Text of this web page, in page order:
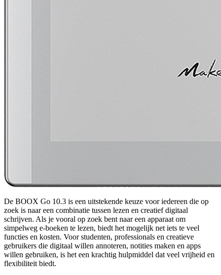
De BOOX Go 10.3 is een uitstekende keuze voor iedereen die op
zoek is naar een combinatie tussen lezen en creatief digitaal
schrijven. Als je vooral op zoek bent naar een apparaat om
simpelweg e-boeken te lezen, biedt het mogelijk net iets te veel
functies en kosten. Voor studenten, professionals en creatieve
gebruikers die digitaal willen annoteren, notities maken en apps
willen gebruiken, is het een krachtig hulpmiddel dat veel vrijheid en
flexibiliteit biedt.